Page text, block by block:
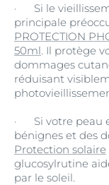
· Si le
principale
PROTECTION
50ml. Il protège
dommages
réduisant
· Si votre peau
bénignes et des
Protection solaire
glucosylrutine
par le soleil.